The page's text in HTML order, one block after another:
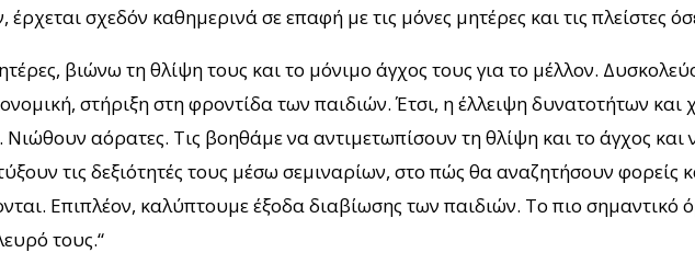
σχεδόν καθημερινά σε επαφή με τις μόνες μητέρες και τις πλείστες
βιώνω τη θλίψη τους και το μόνιμο άγχος τους για το μέλλον.
στήριξη στη φροντίδα των παιδιών. Έτσι, η έλλειψη δυνατοτήτων και
αόρατες. Τις βοηθάμε να αντιμετωπίσουν τη θλίψη και το άγχος
τις δεξιότητές τους μέσω σεμιναρίων, στο πώς θα αναζητήσουν φορείς
Επιπλέον, καλύπτουμε έξοδα διαβίωσης των παιδιών. Το πιο σημαντικό
τους.“